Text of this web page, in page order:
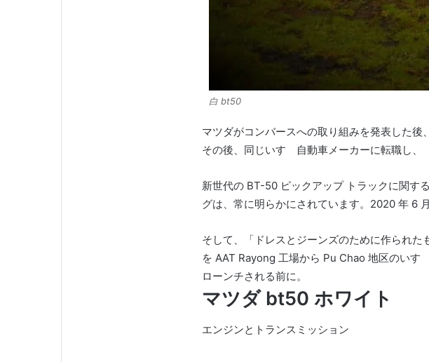
白 bt50
マツダがコンバースへの取り組みを発表した後、
その後、同じいすゞ自動車メーカーに転職し、
新世代の BT-50 ピックアップ トラックに関す
グは、常に明らかにされています。 2020 年 6
そして、「ドレスとジーンズのために作られ
を AAT Rayong 工場から Pu Chao 地区のいす
ローンチされる前に。
マツダ bt50 ホワイト
エンジンとトランスミッション